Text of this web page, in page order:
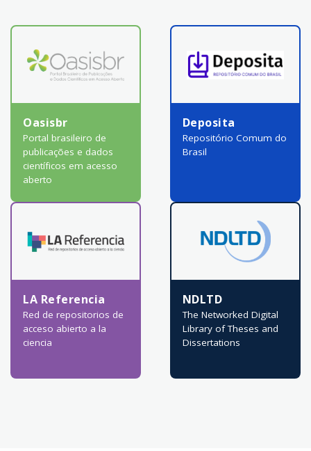
Oasisbr
Portal brasileiro de
publicações e dados
científicos em acesso
aberto
Deposita
Repositório Comum do
Brasil
LA Referencia
Red de repositorios de
acceso abierto a la
ciencia
NDLTD
The Networked Digital
Library of Theses and
Dissertations